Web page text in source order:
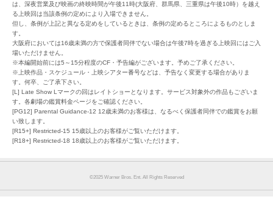
は、深夜営業及び映画の終映時間が午後11時(大阪府、群馬県、三重県は午後10時）を越え
る上映回は当該条例の定めにより入場できません。
但し、条例が上記と異なる定めをしているときは、条例の定めるところによるものとしま
す。
大阪府においては16歳未満の方で保護者同伴でない場合は午後7時を過ぎる上映回にはご入
場いただけません。
※本編開始前には5～15分程度のCF・予告編がございます。予めご了承ください。
※上映作品・スケジュール・上映シアター番号などは、予告なく変更する場合がありま
す。何卒、ご了承下さい。
[L] Late Show Lマークの回はレイトショーとなります。サービス対象外の作品もございま
す。各劇場の鑑賞料金ページをご確認ください。
[PG12] Parental Guidance-12 12歳未満のお客様は、なるべく保護者同伴での鑑賞をお願
い致します。
[R15+] Restricted-15 15歳以上のお客様がご覧いただけます。
[R18+] Restricted-18 18歳以上のお客様がご覧いただけます。
©︎2025 Warner Bros. Ent. All Rights Reserved